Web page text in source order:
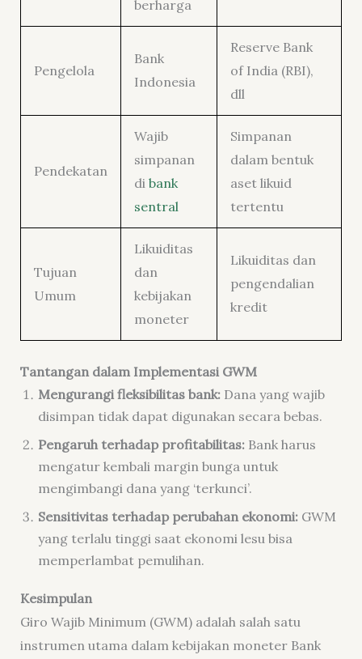
berharga
Pengelola
Bank
Indonesia
Reserve Bank
of India (RBI),
dll
Pendekatan
Wajib
simpanan
di bank
sentral
Simpanan
dalam bentuk
aset likuid
tertentu
Tujuan
Umum
Likuiditas
dan
kebijakan
moneter
Likuiditas dan
pengendalian
kredit
Tantangan dalam Implementasi GWM
Mengurangi fleksibilitas bank: Dana yang wajib
disimpan tidak dapat digunakan secara bebas.
Pengaruh terhadap profitabilitas: Bank harus
mengatur kembali margin bunga untuk
mengimbangi dana yang ‘terkunci’.
Sensitivitas terhadap perubahan ekonomi: GWM
yang terlalu tinggi saat ekonomi lesu bisa
memperlambat pemulihan.
Kesimpulan
Giro Wajib Minimum (GWM) adalah salah satu
instrumen utama dalam kebijakan moneter Bank